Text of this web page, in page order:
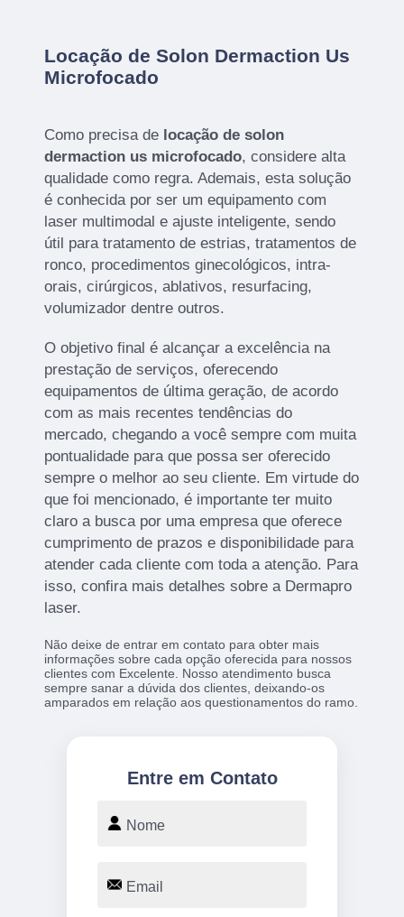
Locação de Solon Dermaction Us
Microfocado
Como precisa de locação de solon
dermaction us microfocado, considere alta
qualidade como regra. Ademais, esta solução
é conhecida por ser um equipamento com
laser multimodal e ajuste inteligente, sendo
útil para tratamento de estrias, tratamentos de
ronco, procedimentos ginecológicos, intra-
orais, cirúrgicos, ablativos, resurfacing,
volumizador dentre outros.
O objetivo final é alcançar a excelência na
prestação de serviços, oferecendo
equipamentos de última geração, de acordo
com as mais recentes tendências do
mercado, chegando a você sempre com muita
pontualidade para que possa ser oferecido
sempre o melhor ao seu cliente. Em virtude do
que foi mencionado, é importante ter muito
claro a busca por uma empresa que oferece
cumprimento de prazos e disponibilidade para
atender cada cliente com toda a atenção. Para
isso, confira mais detalhes sobre a Dermapro
laser.
Não deixe de entrar em contato para obter mais
informações sobre cada opção oferecida para nossos
clientes com Excelente. Nosso atendimento busca
sempre sanar a dúvida dos clientes, deixando-os
amparados em relação aos questionamentos do ramo.
Entre em Contato